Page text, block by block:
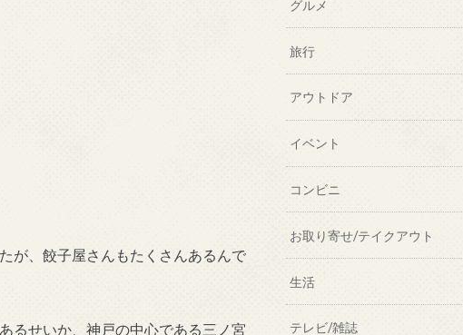
が、餃子屋さんもたくさんあるんで
るせいか、神戸の中心である三ノ宮
グルメ
旅行
アウトドア
イベント
コンビニ
お取り寄せ/テイクアウト
生活
テレビ/雑誌